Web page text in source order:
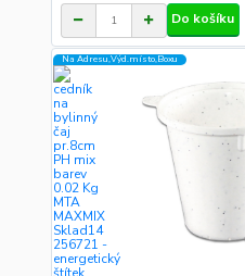
Do košíku
Na Adresu,Výd.místo,Boxu